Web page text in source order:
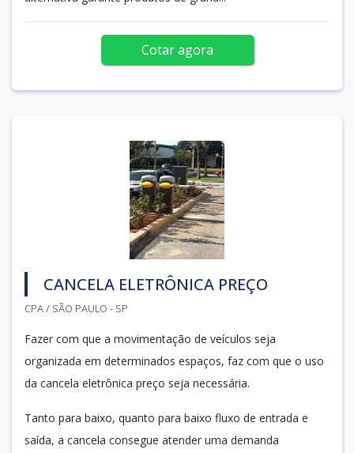
Cotar agora
CANCELA ELETRÔNICA PREÇO
CPA / SÃO PAULO - SP
Fazer com que a movimentação de veículos seja
organizada em determinados espaços, faz com que o uso
da cancela eletrônica preço seja necessária.
Tanto para baixo, quanto para baixo fluxo de entrada e
saída, a cancela consegue atender uma demanda